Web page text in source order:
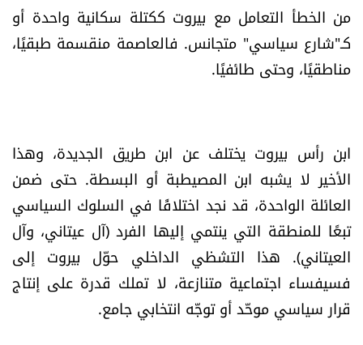
صحّة وصحن
الرياضة
حظّك اليوم
للتاريخ
فيديو
من نحن
من الخطأ التعامل مع بيروت ككتلة سكانية واحدة أو
كـ"شارع سياسي" متجانس. فالعاصمة منقسمة طبقيًا،
مناطقيًا، وحتى طائفيًا.
ابن رأس بيروت يختلف عن ابن طريق الجديدة، وهذا
الأخير لا يشبه ابن المصيطبة أو البسطة. حتى ضمن
العائلة الواحدة، قد نجد اختلافًا في السلوك السياسي
تبعًا للمنطقة التي ينتمي إليها الفرد (آل عيتاني، وآل
العيتاني). هذا التشظي الداخلي حوّل بيروت إلى
فسيفساء اجتماعية متنازعة، لا تملك قدرة على إنتاج
قرار سياسي موحّد أو توجّه انتخابي جامع.